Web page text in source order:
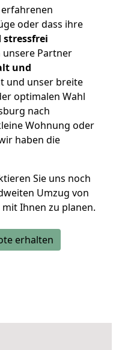
oder dass ihre
stressfrei
Partner
und
und unser breite
optimalen Wahl
nach
Wohnung oder
haben die
Sie uns noch
Umzug von
Ihnen zu planen.
erhalten